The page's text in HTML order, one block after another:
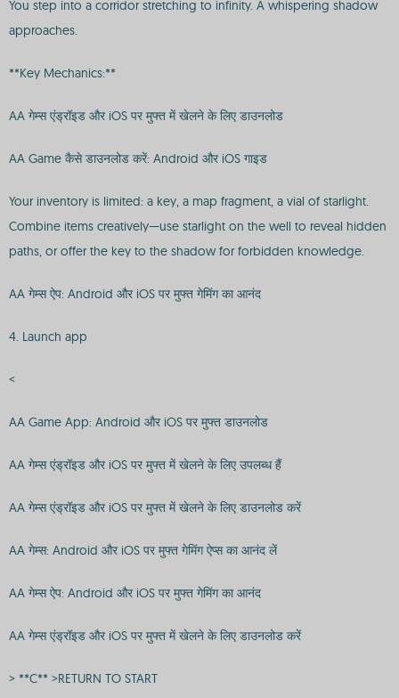
You step into a corridor stretching to infinity. A whispering shadow
approaches.
**Key Mechanics:**
AA गेम्स एंड्रॉइड और iOS पर मुफ्त में खेलने के लिए डाउनलोड
AA Game कैसे डाउनलोड करें: Android और iOS गाइड
Your inventory is limited: a key, a map fragment, a vial of starlight.
Combine items creatively—use starlight on the well to reveal hidden
paths, or offer the key to the shadow for forbidden knowledge.
AA गेम्स ऐप: Android और iOS पर मुफ्त गेमिंग का आनंद
4. Launch app
<
AA Game App: Android और iOS पर मुफ्त डाउनलोड
AA गेम्स एंड्रॉइड और iOS पर मुफ्त में खेलने के लिए उपलब्ध हैं
AA गेम्स एंड्रॉइड और iOS पर मुफ्त में खेलने के लिए डाउनलोड करें
AA गेम्स: Android और iOS पर मुफ्त गेमिंग ऐप्स का आनंद लें
AA गेम्स ऐप: Android और iOS पर मुफ्त गेमिंग का आनंद
AA गेम्स एंड्रॉइड और iOS पर मुफ्त में खेलने के लिए डाउनलोड करें
> **C** >RETURN TO START